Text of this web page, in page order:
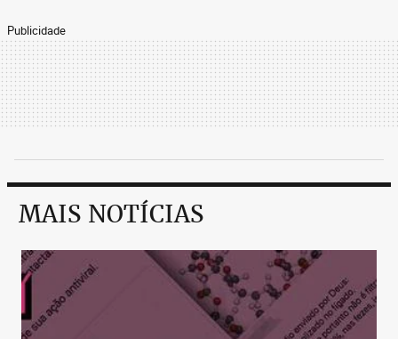
Publicidade
MAIS NOTÍCIAS